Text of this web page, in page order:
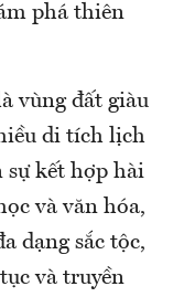
phá thiên
vùng đất giàu
di tích lịch
sự kết hợp hài
và văn hóa,
dạng sắc tộc,
và truyền